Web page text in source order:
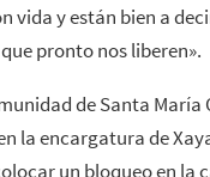
vida y están bien a
pronto nos liberen».
de Santa
la encargatura de
un bloqueo en la